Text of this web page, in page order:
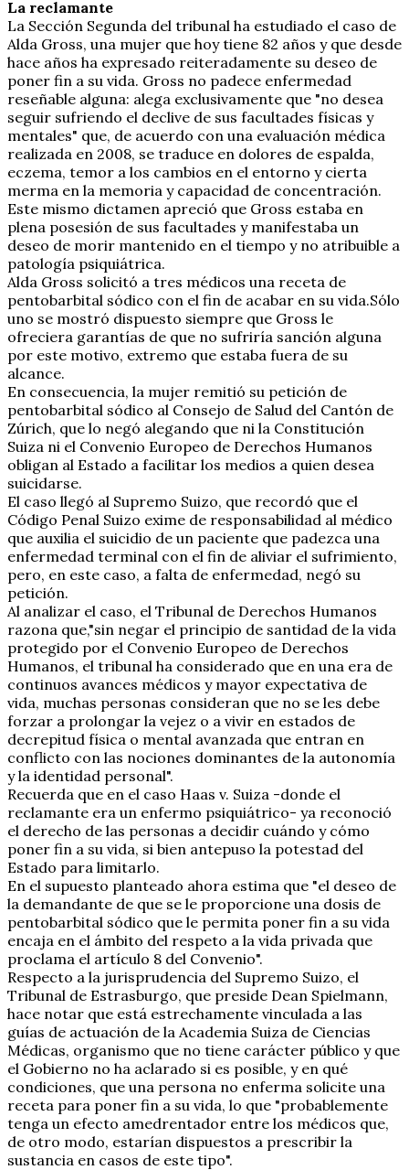
La reclamante
La Sección Segunda del tribunal ha estudiado el caso de
Alda Gross, una mujer que hoy tiene 82 años y que desde
hace años ha expresado reiteradamente su deseo de
poner fin a su vida. Gross no padece enfermedad
reseñable alguna: alega exclusivamente que "no desea
seguir sufriendo el declive de sus facultades físicas y
mentales" que, de acuerdo con una evaluación médica
realizada en 2008, se traduce en dolores de espalda,
eczema, temor a los cambios en el entorno y cierta
merma en la memoria y capacidad de concentración.
Este mismo dictamen apreció que Gross estaba en
plena posesión de sus facultades y manifestaba un
deseo de morir mantenido en el tiempo y no atribuible a
patología psiquiátrica.
Alda Gross solicitó a tres médicos una receta de
pentobarbital sódico con el fin de acabar en su vida.Sólo
uno se mostró dispuesto siempre que Gross le
ofreciera garantías de que no sufriría sanción alguna
por este motivo, extremo que estaba fuera de su
alcance.
En consecuencia, la mujer remitió su petición de
pentobarbital sódico al Consejo de Salud del Cantón de
Zúrich, que lo negó alegando que ni la Constitución
Suiza ni el Convenio Europeo de Derechos Humanos
obligan al Estado a facilitar los medios a quien desea
suicidarse.
El caso llegó al Supremo Suizo, que recordó que el
Código Penal Suizo exime de responsabilidad al médico
que auxilia el suicidio de un paciente que padezca una
enfermedad terminal con el fin de aliviar el sufrimiento,
pero, en este caso, a falta de enfermedad, negó su
petición.
Al analizar el caso, el Tribunal de Derechos Humanos
razona que,"sin negar el principio de santidad de la vida
protegido por el Convenio Europeo de Derechos
Humanos, el tribunal ha considerado que en una era de
continuos avances médicos y mayor expectativa de
vida, muchas personas consideran que no se les debe
forzar a prolongar la vejez o a vivir en estados de
decrepitud física o mental avanzada que entran en
conflicto con las nociones dominantes de la autonomía
y la identidad personal".
Recuerda que en el caso Haas v. Suiza -donde el
reclamante era un enfermo psiquiátrico- ya reconoció
el derecho de las personas a decidir cuándo y cómo
poner fin a su vida, si bien antepuso la potestad del
Estado para limitarlo.
En el supuesto planteado ahora estima que "el deseo de
la demandante de que se le proporcione una dosis de
pentobarbital sódico que le permita poner fin a su vida
encaja en el ámbito del respeto a la vida privada que
proclama el artículo 8 del Convenio".
Respecto a la jurisprudencia del Supremo Suizo, el
Tribunal de Estrasburgo, que preside Dean Spielmann,
hace notar que está estrechamente vinculada a las
guías de actuación de la Academia Suiza de Ciencias
Médicas, organismo que no tiene carácter público y que
el Gobierno no ha aclarado si es posible, y en qué
condiciones, que una persona no enferma solicite una
receta para poner fin a su vida, lo que "probablemente
tenga un efecto amedrentador entre los médicos que,
de otro modo, estarían dispuestos a prescribir la
sustancia en casos de este tipo".